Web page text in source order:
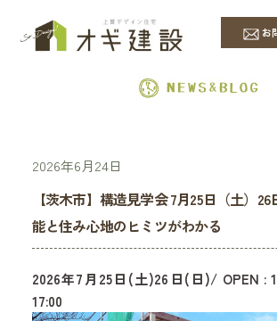
お
EVENT & NEWS
2026年6月24日
【茨木市】構造見学会 7月25日（土）
能と住み心地のヒミツがわかる
2026年7月25日(土)26日(日)/ OPEN :
17:00